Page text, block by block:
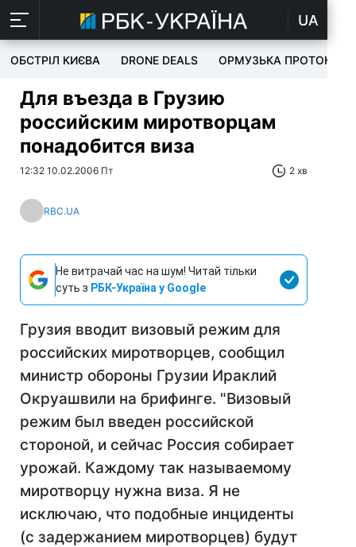
UA
ОБСТРІЛ КИЄВА DRONE DEALS ОРМУЗЬКА ПРОТОКА
Для въезда в Грузию
российским миротворцам
понадобится виза
12:32 10.02.2006 Пт 2 хв
RBC.UA
Не витрачай час на шум! Читай тільки
суть з РБК-Україна у Google
Грузия вводит визовый режим для
российских миротворцев, сообщил
министр обороны Грузии Ираклий
Окруашвили на брифинге. "Визовый
режим был введен российской
стороной, и сейчас Россия собирает
урожай. Каждому так называемому
миротворцу нужна виза. Я не
исключаю, что подобные инциденты
(с задержанием миротворцев) будут